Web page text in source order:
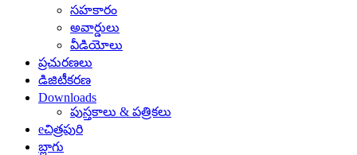
సహకారం
అవార్డులు
వీడియోలు
ప్రచురణలు
డిజిటీకరణ
Downloads
పుస్తకాలు & పత్రికలు
eచిత్రపురి
బ్లాగు